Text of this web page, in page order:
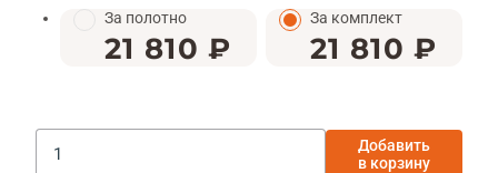
За полотно
21 810 ₽
За комплект
21 810 ₽
Добавить
в корзину